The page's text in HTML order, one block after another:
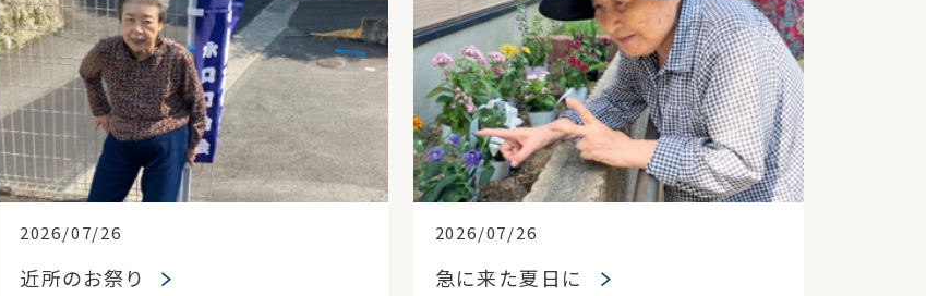
2026/07/26
近所のお祭り
2026/07/26
急に来た夏日に